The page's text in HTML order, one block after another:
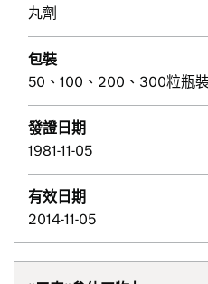
丸劑
包裝
50、100、200、300粒瓶
發證日期
1981-11-05
有效日期
2014-11-05